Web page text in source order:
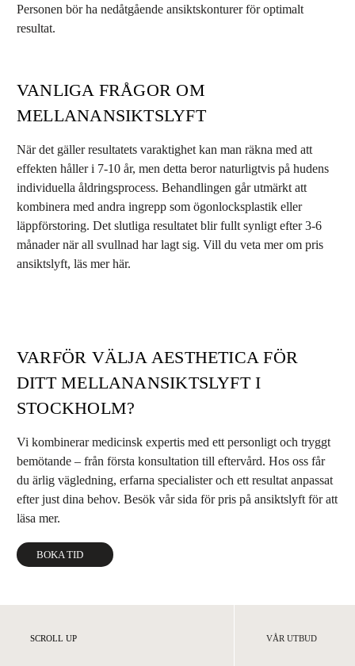
Personen bör ha nedåtgående ansiktskonturer för optimalt
resultat.
VANLIGA FRÅGOR OM
MELLANANSIKTSLYFT
När det gäller resultatets varaktighet kan man räkna med att
effekten håller i 7-10 år, men detta beror naturligtvis på hudens
individuella åldringsprocess. Behandlingen går utmärkt att
kombinera med andra ingrepp som ögonlocksplastik eller
läppförstoring. Det slutliga resultatet blir fullt synligt efter 3-6
månader när all svullnad har lagt sig. Vill du veta mer om pris
ansiktslyft, läs mer här.
VARFÖR VÄLJA AESTHETICA FÖR
DITT MELLANANSIKTSLYFT I
STOCKHOLM?
Vi kombinerar medicinsk expertis med ett personligt och tryggt
bemötande – från första konsultation till eftervård. Hos oss får
du ärlig vägledning, erfarna specialister och ett resultat anpassat
efter just dina behov. Besök vår sida förpris på ansiktslyft för att
läsa mer.
BOKA TID
SCROLL UP VÅR UTBUD